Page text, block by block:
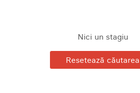
Nici un stagiu
Resetează căutarea